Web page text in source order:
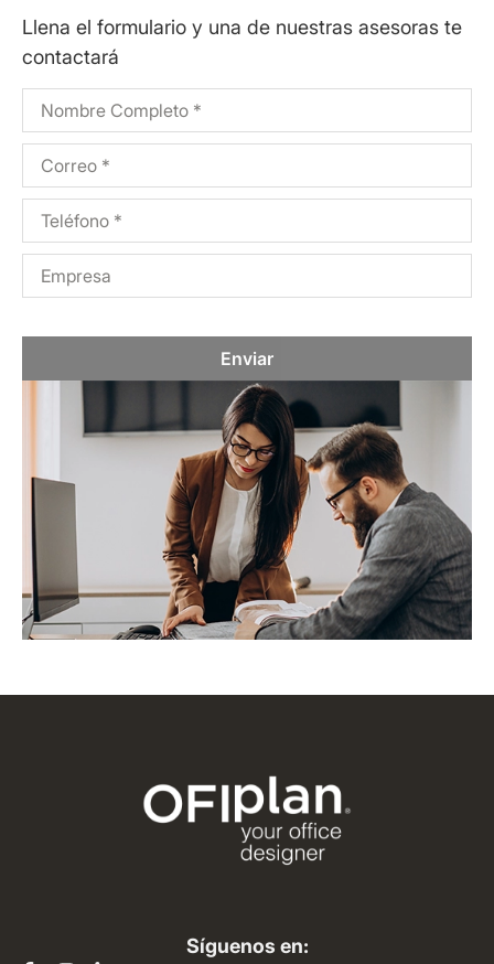
Llena el formulario y una de nuestras asesoras te
contactará
Enviar
Síguenos en: